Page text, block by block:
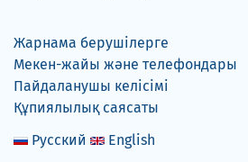
Жарнама берушілерге
Мекен-жайы және телефондары
Пайдаланушы келісімі
Құпиялылық саясаты
Русский
English